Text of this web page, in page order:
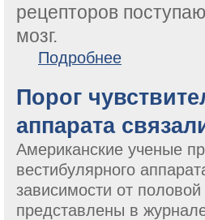
рецепторов
мозг.
Подробнее
Порог
аппарата
Американские ученые
вестибулярного
зависимости от
представлены в